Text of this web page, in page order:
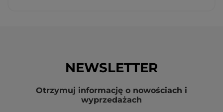
NEWSLETTER
Otrzymuj informację o nowościach i
wyprzedażach